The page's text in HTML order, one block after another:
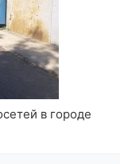
в городе